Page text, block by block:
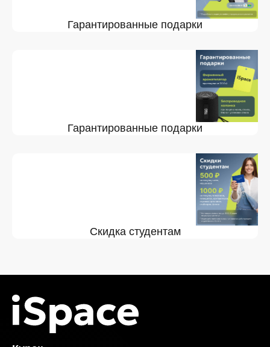
Гарантированные подарки
Гарантированные подарки
Скидка студентам